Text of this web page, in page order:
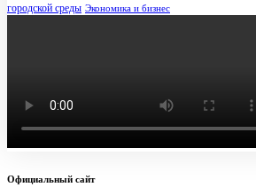
городской среды Экономика и бизнес
Официальный сайт